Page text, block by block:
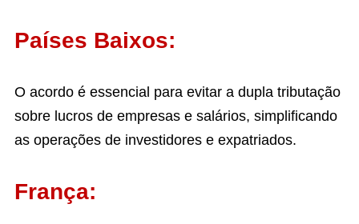
Países Baixos:
O acordo é essencial para evitar a dupla tributação
sobre lucros de empresas e salários, simplificando
as operações de investidores e expatriados.
França: